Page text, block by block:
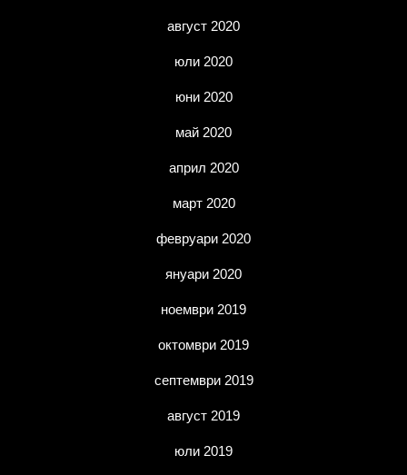
август 2020
юли 2020
юни 2020
май 2020
април 2020
март 2020
февруари 2020
януари 2020
ноември 2019
октомври 2019
септември 2019
август 2019
юли 2019